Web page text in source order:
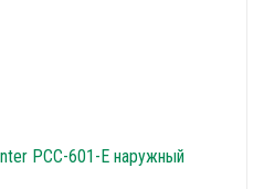
PCC-601-E наружный